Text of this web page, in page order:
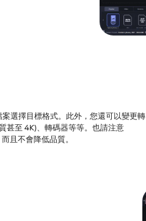
選擇目標格式。此外，您還可以變更轉
甚至 4K)、轉碼器等等。也請注意
且不會降低品質。